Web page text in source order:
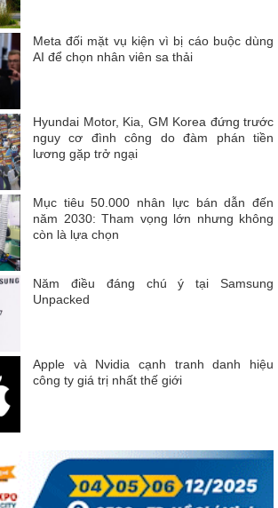
Meta đối mặt vụ kiện vì bị cáo buộc dùng
AI để chọn nhân viên sa thải
Hyundai Motor, Kia, GM Korea đứng trước
nguy cơ đình công do đàm phán tiền
lương gặp trở ngại
Mục tiêu 50.000 nhân lực bán dẫn đến
năm 2030: Tham vọng lớn nhưng không
còn là lựa chọn
Năm điều đáng chú ý tại Samsung
Unpacked
Apple và Nvidia cạnh tranh danh hiệu
công ty giá trị nhất thế giới